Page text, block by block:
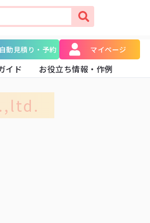
自動見積り・予約 マイページ
イド お役立ち情報・作例